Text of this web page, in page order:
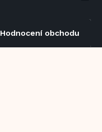
Hodnocení obchodu